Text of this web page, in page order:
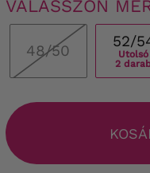
VÁLASSZON
48/50
52/
Utolsó
2